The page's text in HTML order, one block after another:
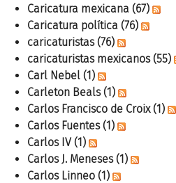
Caricatura mexicana (67)
Caricatura política (76)
caricaturistas (76)
caricaturistas mexicanos (55)
Carl Nebel (1)
Carleton Beals (1)
Carlos Francisco de Croix (1)
Carlos Fuentes (1)
Carlos IV (1)
Carlos J. Meneses (1)
Carlos Linneo (1)